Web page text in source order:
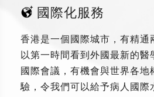
國際化服務
香港是一個國際城市，有精通
以第一時間看到外國最新的醫
國際會議，有機會與世界各地
驗，令我們可以給予病人國際